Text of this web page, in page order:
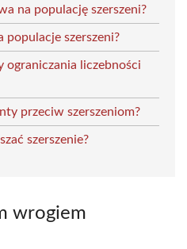
na populację szerszeni?
populacje szerszeni?
ograniczania liczebności
przeciw szerszeniom?
szerszenie?
wrogiem